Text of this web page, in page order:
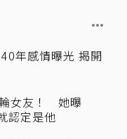
年感情曝光 揭開
女友！ 她曝
認定是他